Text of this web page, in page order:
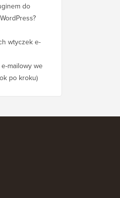
do
wtyczek e-
mailowy we
po kroku)